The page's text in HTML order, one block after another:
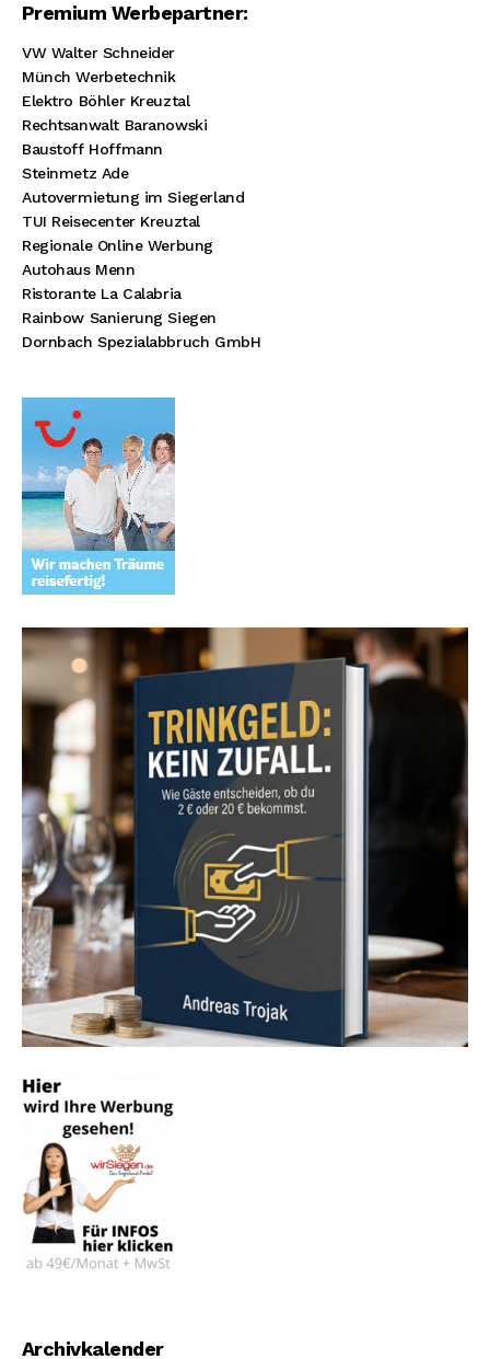
Premium Werbepartner:
VW Walter Schneider
Münch Werbetechnik
Elektro Böhler Kreuztal
Rechtsanwalt Baranowski
Baustoff Hoffmann
Steinmetz Ade
Autovermietung im Siegerland
TUI Reisecenter Kreuztal
Regionale Online Werbung
Autohaus Menn
Ristorante La Calabria
Rainbow Sanierung Siegen
Dornbach Spezialabbruch GmbH
Archivkalender